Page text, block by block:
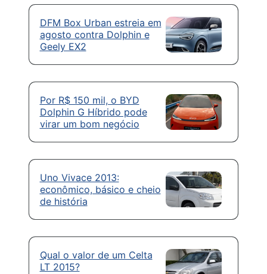
DFM Box Urban estreia em
agosto contra Dolphin e
Geely EX2
Por R$ 150 mil, o BYD
Dolphin G Híbrido pode
virar um bom negócio
Uno Vivace 2013:
econômico, básico e cheio
de história
Qual o valor de um Celta
LT 2015?